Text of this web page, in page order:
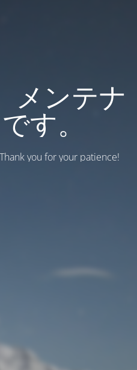
メンテナ
す。
you for your patience!